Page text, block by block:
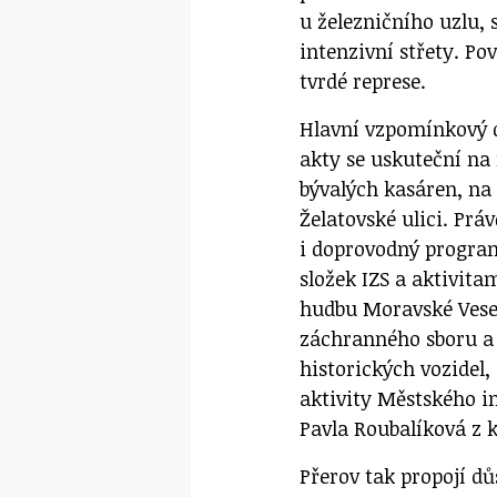
u železničního uzlu,
intenzivní střety.
tvrdé represe.
Hlavní vzpomínkový
akty se uskuteční
bývalých kasáren,
Želatovské ulici.
i doprovodný
složek IZS a
hudbu Moravské
záchranného sboru
historických vozidel,
aktivity Městského
Pavla Roubalíková
Přerov tak propojí